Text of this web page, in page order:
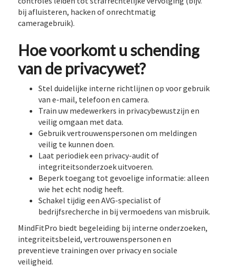
bij afluisteren, hacken of onrechtmatig
cameragebruik).
Hoe voorkomt u schending
van de privacywet?
Stel duidelijke interne richtlijnen op voor gebruik
van e-mail, telefoon en camera.
Train uw medewerkers in privacybewustzijn en
veilig omgaan met data.
Gebruik vertrouwenspersonen om meldingen
veilig te kunnen doen.
Laat periodiek een privacy-audit of
integriteitsonderzoek uitvoeren.
Beperk toegang tot gevoelige informatie: alleen
wie het echt nodig heeft.
Schakel tijdig een AVG-specialist of
bedrijfsrecherche in bij vermoedens van misbruik.
MindFitPro biedt begeleiding bij interne onderzoeken,
integriteitsbeleid, vertrouwenspersonen en
preventieve trainingen over privacy en sociale
veiligheid.